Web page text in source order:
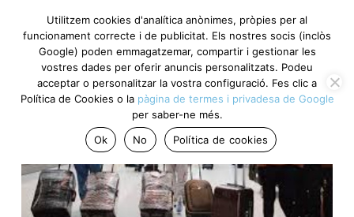
Utilitzem cookies d'analítica anònimes, pròpies per al
funcionament correcte i de publicitat. Els nostres socis (inclòs
Google) poden emmagatzemar, compartir i gestionar les
vostres dades per oferir anuncis personalitzats. Podeu
acceptar o personalitzar la vostra configuració. Fes clic a
Política de Cookies o la pàgina de termes i privadesa de Google
per saber-ne més.
Ok
No Política de cookies